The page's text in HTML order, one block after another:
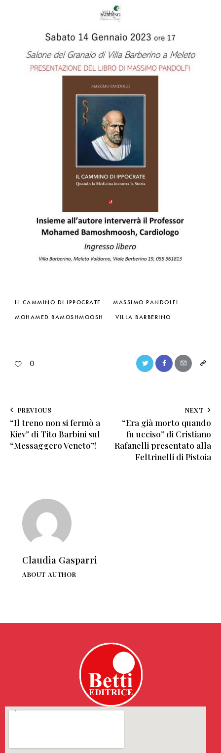
IL CAMMINO DI IPPOCRATE
MASSIMO PANDOLFI
MOHAMED BAMOSHMOOSH
VILLA BARBERINO
0
PREVIOUS
“Il treno non si fermò a
Kiev” di Tito Barbini sul
“Messaggero Veneto”!
NEXT
“Era già morto quando
fu ucciso” di Cristiano
Rafanelli presentato alla
Feltrinelli di Pistoia
Claudia Gasparri
ABOUT AUTHOR